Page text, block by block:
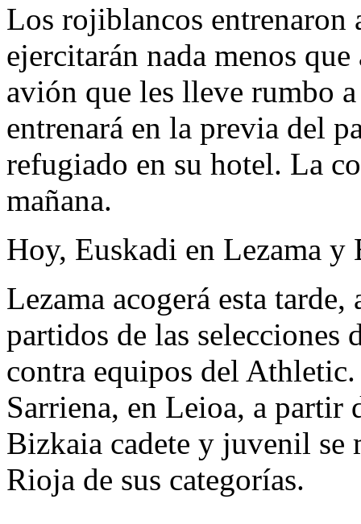
Los rojiblancos entrenaron
ejercitarán nada menos
avión que les lleve rumbo
entrenará en la previa del
refugiado en su hotel. La
mañana.
Hoy, Euskadi en Lezama y
Lezama acogerá esta
partidos de las selecciones
contra equipos del
Sarriena, en Leioa, a partir
Bizkaia cadete y juvenil se
Rioja de sus categorías.